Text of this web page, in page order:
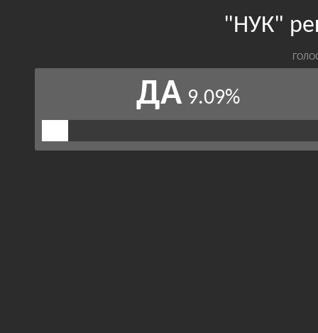
"НУК"
ДА 9.09%